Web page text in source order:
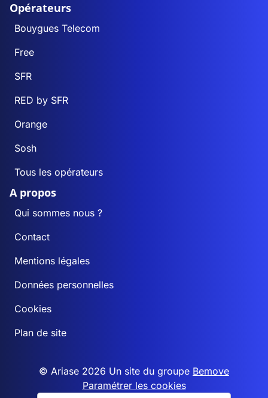
Opérateurs
Bouygues Telecom
Free
SFR
RED by SFR
Orange
Sosh
Tous les opérateurs
A propos
Qui sommes nous ?
Contact
Mentions légales
Données personnelles
Cookies
Plan de site
© Ariase 2026 Un site du groupe Bemove
Paramétrer les cookies